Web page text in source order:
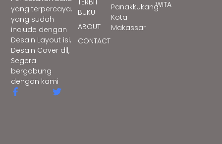
yang terpercaya.
yang sudah
include dengan
Desain Layout isi,
Desain Cover dll,
Segera
bergabung
dengan kami
Panakkukang
Kota
Makassar
TERBIT
BUKU
ABOUT
CONTACT
WITA